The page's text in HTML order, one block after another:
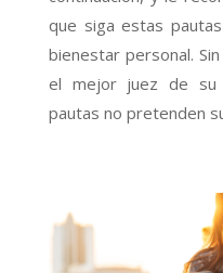
que siga estas
bienestar personal.
el mejor juez de su
pautas no pretenden